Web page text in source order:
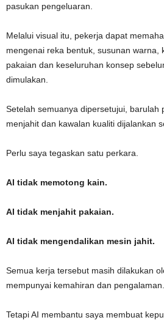
pasukan pengeluaran.
Melalui visual itu, pekerja dapat
mengenai reka bentuk, susunan warna,
pakaian dan keseluruhan konsep
dimulakan.
Setelah semuanya dipersetujui, barulah
menjahit dan kawalan kualiti dijalankan
Perlu saya tegaskan satu perkara.
AI tidak memotong kain.
AI tidak menjahit pakaian.
AI tidak mengendalikan mesin jahit.
Semua kerja tersebut masih dilakukan
mempunyai kemahiran dan pengalaman.
Tetapi AI membantu saya membuat